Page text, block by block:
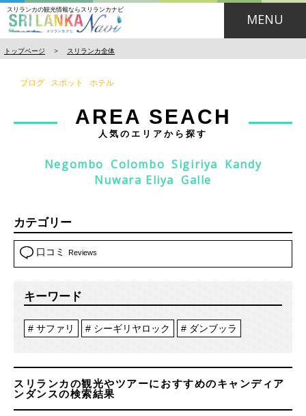
スリランカの観光情報ならスリランカナビ
MENU
トップページ > スリランカ全体
ブログ スポット ホテル
AREA SEACH
人気のエリアから探す
Negombo Colombo Sigiriya Kandy
Nuwara Eliya Galle
カテゴリー
口コミ Reviews
キーワード
サファリ シーギリヤロック ダンブッラ
スリランカの観光やツアーにおすすめのキャンディア
ンダンスの検索結果